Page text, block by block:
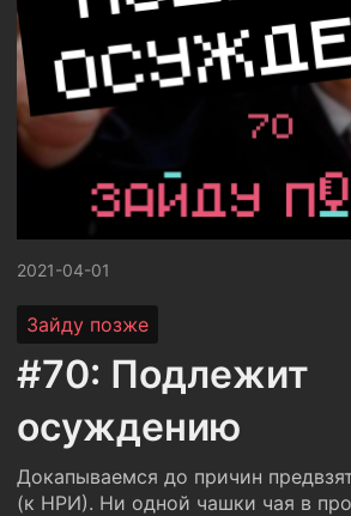
2021-04-01
Зайду позже
#70: Подлежит
осуждению
Докапываемся до причин
(к НРИ). Ни одной чашки чая в